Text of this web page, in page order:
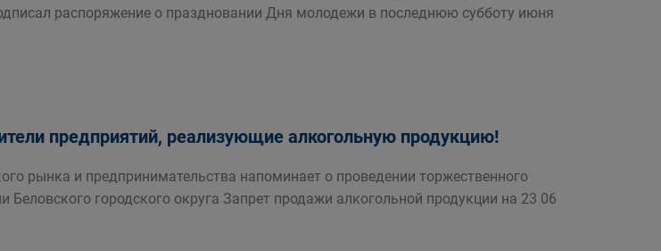
распоряжение о праздновании Дня молодежи в последнюю субботу июня
предприятий, реализующие алкогольную продукцию!
рынка и предпринимательства напоминает о проведении торжественного
Беловского городского округа Запрет продажи алкогольной продукции на 23 06